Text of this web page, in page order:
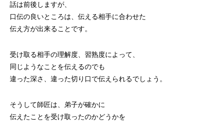
話は前後しますが、
口伝の良いところは、伝える相手に合わせた
伝え方が出来ることです。
受け取る相手の理解度、習熟度によって、
同じようなことを伝えるのでも
違った深さ、違った切り口で伝えられるでしょう。
そうして師匠は、弟子が確かに
伝えたことを受け取ったのかどうかを